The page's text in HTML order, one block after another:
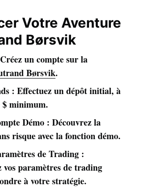
Votre Aventure
Børsvik
un compte sur la
Børsvik.
: Effectuez un dépôt initial, à
minimum.
Démo : Découvrez la
risque avec la fonction démo.
de Trading :
vos paramètres de trading
à votre stratégie.